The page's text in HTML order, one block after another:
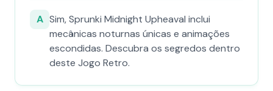
A Sim, Sprunki Midnight Upheaval inclui
mecânicas noturnas únicas e animações
escondidas. Descubra os segredos dentro
deste Jogo Retro.